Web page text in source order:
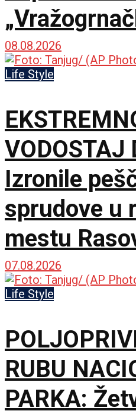
porti Hrama
Trojice
08.08.2026
Life Style
VODOSTAJ
Izronile
sprudove u
mestu
07.08.2026
Life Style
RUBU
PARKA: